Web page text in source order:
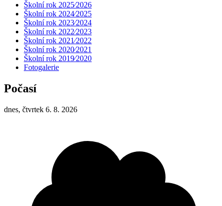
Školní rok 2025⁄2026
Školní rok 2024⁄2025
Školní rok 2023⁄2024
Školní rok 2022⁄2023
Školní rok 2021⁄2022
Školní rok 2020⁄2021
Školní rok 2019⁄2020
Fotogalerie
Počasí
dnes, čtvrtek 6. 8. 2026